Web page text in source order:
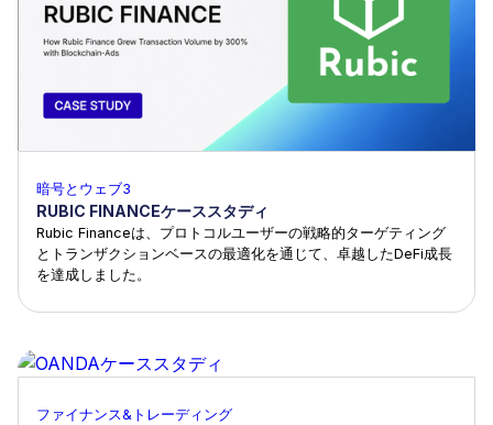
暗号とウェブ3
RUBIC FINANCEケーススタディ
Rubic Financeは、プロトコルユーザーの戦略的ターゲティング
とトランザクションベースの最適化を通じて、卓越したDeFi成長
を達成しました。
ファイナンス&トレーディング